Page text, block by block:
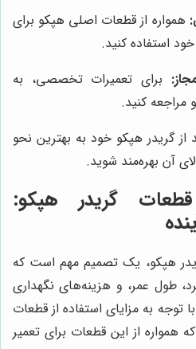
همواره از قطعات اصلی هپکو برای
استفاده کنید.
برای تعمیرات تخصصی، به
مراجعه کنید.
از گریدر هپکو خود به بهترین نحو
آن بهره‌مند شوید.
گریدر هپکو:
هپکو، یک تصمیم مهم است که
طول عمر، و هزینه‌های نگهداری
توجه به مزایای استفاده از قطعات
از این قطعات برای تعمیر